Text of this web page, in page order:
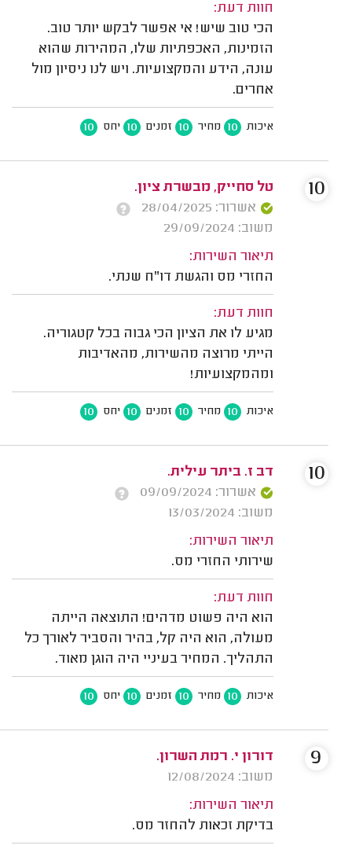
חוות דעת:
הכי טוב שיש! אי אפשר לבקש יותר טוב.
הזמינות, האכפתיות שלו, המהירות שהוא
עונה, הידע והמקצועיות. ויש לנו ניסיון מול
אחרים.
איכות 10 מחיר 10 זמנים 10 יחס 10
טל סחייק, מבשרת ציון.
אשרור: 28/04/2025
משוב: 29/09/2024
תיאור השירות:
החזרי מס והגשת דו"ח שנתי.
חוות דעת:
מגיע לו את הציון הכי גבוה בכל קטגוריה.
הייתי מרוצה מהשירות, מהאדיבות
ומהמקצועיות!
איכות 10 מחיר 10 זמנים 10 יחס 10
10
דב ז. ביתר עילית.
אשרור: 09/09/2024
משוב: 13/03/2024
תיאור השירות:
שירותי החזרי מס.
חוות דעת:
הוא היה פשוט מדהים! התוצאה הייתה
מעולה, הוא היה קל, בהיר והסביר לאורך כל
התהליך. המחיר בעיניי היה הוגן מאוד.
איכות 10 מחיר 10 זמנים 10 יחס 10
10
דורון י. רמת השרון.
משוב: 12/08/2024
תיאור השירות:
בדיקת זכאות להחזר מס.
9